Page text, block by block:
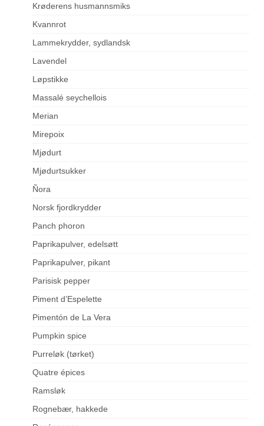
Krøderens husmannsmiks
Kvannrot
Lammekrydder, sydlandsk
Lavendel
Løpstikke
Massalé seychellois
Merian
Mirepoix
Mjødurt
Mjødurtsukker
Ñora
Norsk fjordkrydder
Panch phoron
Paprikapulver, edelsøtt
Paprikapulver, pikant
Parisisk pepper
Piment d’Espelette
Pimentón de La Vera
Pumpkin spice
Purreløk (tørket)
Quatre épices
Ramsløk
Rognebær, hakkede